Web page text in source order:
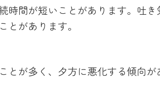
時間が短いことがあります。吐き
とがあります。
が多く、夕方に悪化する傾向が